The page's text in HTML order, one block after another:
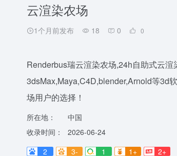
云渲染农场
1个月前发布 18 0 0
Renderbus瑞云渲染农场,24h自助式云
3dsMax,Maya,C4D,blender,Arnold等3d
场用户的选择！
所在地：
中国
收录时间：
2026-06-24
2
3- 1 1+ 2+